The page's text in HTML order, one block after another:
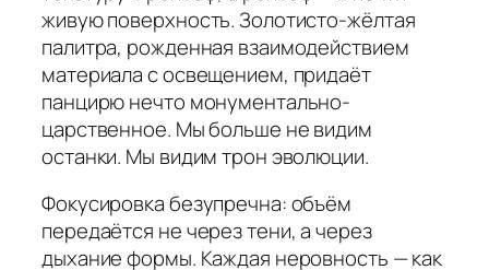
живую поверхность. Золотисто-жёлтая
палитра, рожденная взаимодействием
материала с освещением, придаёт
панцирю нечто монументально-
царственное. Мы больше не видим
останки. Мы видим трон эволюции.
Фокусировка безупречна: объём
передаётся не через тени, а через
дыхание формы. Каждая неровность — как